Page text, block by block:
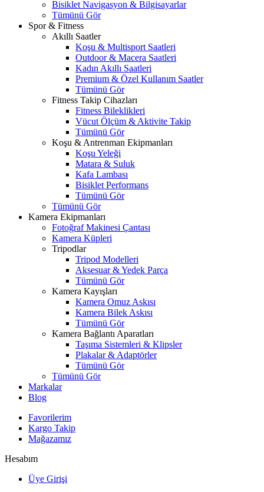
Bisiklet Navigasyon & Bilgisayarlar
Tümünü Gör
Spor & Fitness
Akıllı Saatler
Koşu & Multisport Saatleri
Outdoor & Macera Saatleri
Kadın Akıllı Saatleri
Premium & Özel Kullanım Saatler
Tümünü Gör
Fitness Takip Cihazları
Fitness Bileklikleri
Vücut Ölçüm & Aktivite Takip
Tümünü Gör
Koşu & Antrenman Ekipmanları
Koşu Yeleği
Matara & Suluk
Kafa Lambası
Bisiklet Performans
Tümünü Gör
Tümünü Gör
Kamera Ekipmanları
Fotoğraf Makinesi Çantası
Kamera Küpleri
Tripodlar
Tripod Modelleri
Aksesuar & Yedek Parça
Tümünü Gör
Kamera Kayışları
Kamera Omuz Askısı
Kamera Bilek Askısı
Tümünü Gör
Kamera Bağlantı Aparatları
Taşıma Sistemleri & Klipsler
Plakalar & Adaptörler
Tümünü Gör
Tümünü Gör
Markalar
Blog
Favorilerim
Kargo Takip
Mağazamız
Hesabım
Üye Girişi